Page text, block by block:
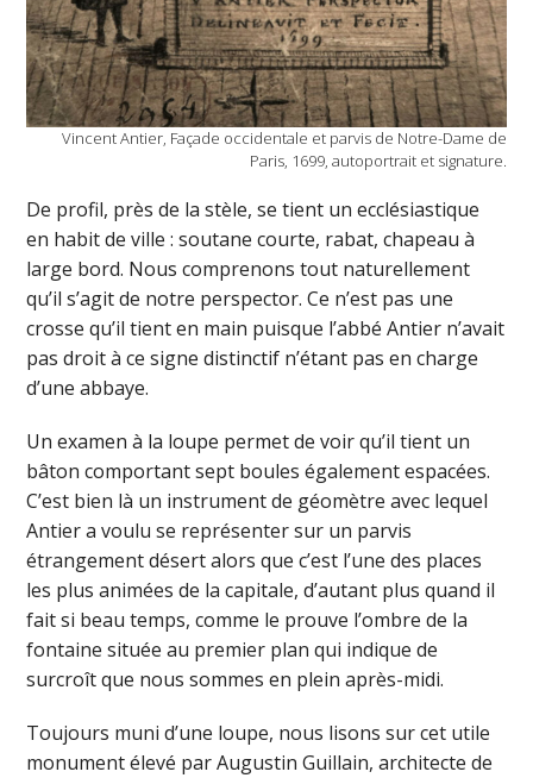
Vincent Antier, Façade occidentale et parvis de Notre-Dame de
Paris, 1699, autoportrait et signature.
De profil, près de la stèle, se tient un ecclésiastique
en habit de ville : soutane courte, rabat, chapeau à
large bord. Nous comprenons tout naturellement
qu’il s’agit de notre perspector. Ce n’est pas une
crosse qu’il tient en main puisque l’abbé Antier n’avait
pas droit à ce signe distinctif n’étant pas en charge
d’une abbaye.
Un examen à la loupe permet de voir qu’il tient un
bâton comportant sept boules également espacées.
C’est bien là un instrument de géomètre avec lequel
Antier a voulu se représenter sur un parvis
étrangement désert alors que c’est l’une des places
les plus animées de la capitale, d’autant plus quand il
fait si beau temps, comme le prouve l’ombre de la
fontaine située au premier plan qui indique de
surcroît que nous sommes en plein après-midi.
Toujours muni d’une loupe, nous lisons sur cet utile
monument élevé par Augustin Guillain, architecte de